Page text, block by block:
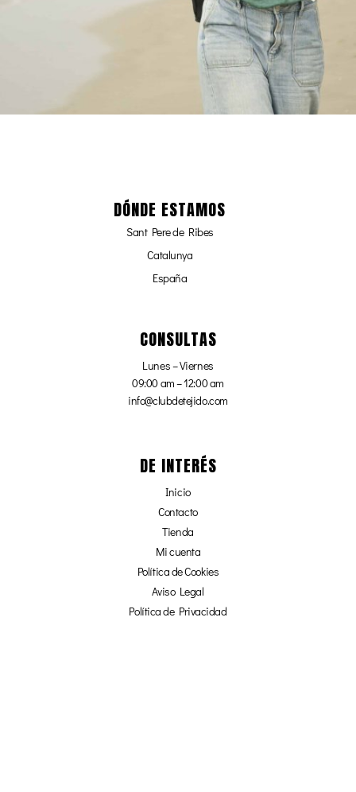
DÓNDE ESTAMOS
Sant Pere de Ribes
Catalunya
España
CONSULTAS
Lunes – Viernes
09:00 am – 12:00 am
info@clubdetejido.com
DE INTERÉS
Inicio
Contacto
Tienda
Mi cuenta
Política de Cookies
Aviso Legal
Política de Privacidad